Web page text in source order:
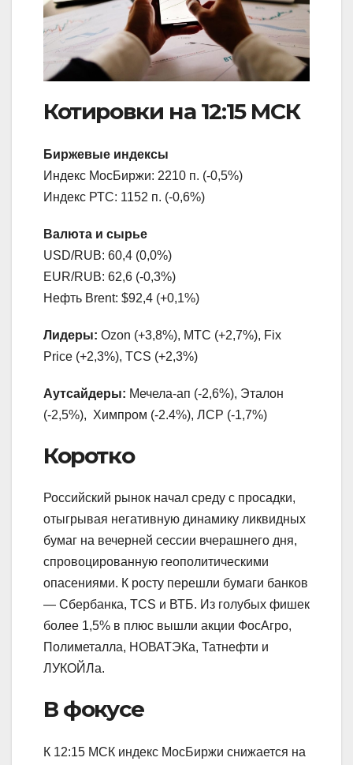
Котировки на 12:15 МСК
Биржевые индексы
Индекс МосБиржи: 2210 п. (-0,5%)
Индекс РТС: 1152 п. (-0,6%)
Валюта и сырье
USD/RUB: 60,4 (0,0%)
EUR/RUB: 62,6 (-0,3%)
Нефть Brent: $92,4 (+0,1%)
Лидеры: Ozon (+3,8%), МТС (+2,7%), Fix
Price (+2,3%), TCS (+2,3%)
Аутсайдеры: Мечела-ап (-2,6%), Эталон
(-2,5%), Химпром (-2.4%), ЛСР (-1,7%)
Коротко
Российский рынок начал среду с просадки,
отыгрывая негативную динамику ликвидных
бумаг на вечерней сессии вчерашнего дня,
спровоцированную геополитическими
опасениями. К росту перешли бумаги банков
— Сбербанка, TCS и ВТБ. Из голубых фишек
более 1,5% в плюс вышли акции ФосАгро,
Полиметалла, НОВАТЭКа, Татнефти и
ЛУКОЙЛа.
В фокусе
К 12:15 МСК индекс МосБиржи снижается на